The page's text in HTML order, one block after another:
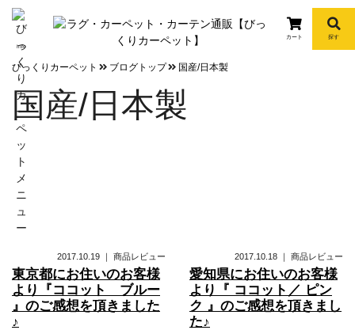
info
カート 探す
びっくりカーペット ブログトップ 国産/日本製
国産/日本製
2017.10.19 ｜ 商品レビュー
東京都にお住いのお客様
より『ココット ブルー
』のご感想を頂きました
♪
2017.10.18 ｜ 商品レビュー
愛知県にお住いのお客様
より『 ココット／ ピン
ク 』のご感想を頂きまし
た♪